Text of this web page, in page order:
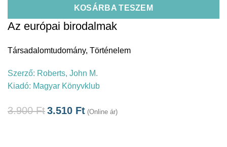
KOSÁRBA TESZEM
Az európai birodalmak
Társadalomtudomány, Történelem
Szerző: Roberts, John M.
Kiadó: Magyar Könyvklub
3.900Ft3.510 Ft (Online ár)